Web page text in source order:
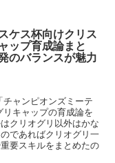
ケス杯向けクリス
ップ育成論まと
のバランスが魅力
チャンピオンズミーテ
キャップの育成論を
クリオグリ以外はかな
であればクリオグリ一
要スキルをまとめたの